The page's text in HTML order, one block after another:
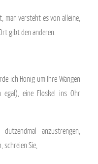
man versteht es von alleine,
gibt den anderen.
ich Honig um Ihre Wangen
egal), eine Floskel ins Ohr
anzustrengen,
schreien Sie,